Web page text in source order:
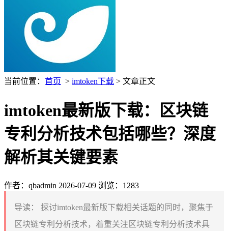
当前位置： 首页 > imtoken下载 > 文章正文
imtoken最新版下载：区块链
专利分析技术包括哪些？深度
解析其关键要素
作者：qbadmin 2026-07-09 浏览：1283
导读：
探讨imtoken最新版下载相关话题的同时，聚焦于
区块链专利分析技术，着重关注区块链专利分析技术具